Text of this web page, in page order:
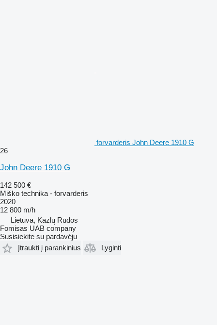
forvarderis John Deere 1910 G
26
John Deere 1910 G
142 500 €
Miško technika - forvarderis
2020
12 800 m/h
Lietuva, Kazlų Rūdos
Fomisas UAB company
Susisiekite su pardavėju
Įtraukti į parankinius
Lyginti